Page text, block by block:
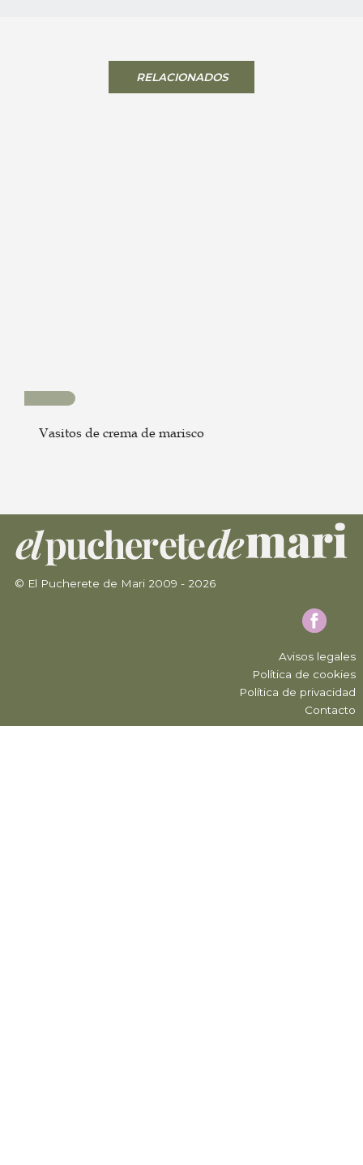
RELACIONADOS
Vasitos de crema de marisco
© El Pucherete de Mari 2009 - 2026
Avisos legales
Política de cookies
Política de privacidad
Contacto